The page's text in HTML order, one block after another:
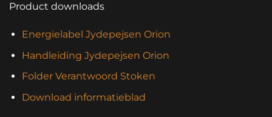
Product downloads
Energielabel Jydepejsen Orion
Handleiding Jydepejsen Orion
Folder Verantwoord Stoken
Download informatieblad